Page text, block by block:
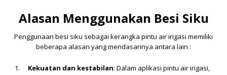
Alasan Menggunakan Besi Siku
Penggunaan besi siku sebagai kerangka pintu air irigasi memiliki
beberapa alasan yang mendasarinya antara lain :
Kekuatan dan kestabilan: Dalam aplikasi pintu air irigasi,